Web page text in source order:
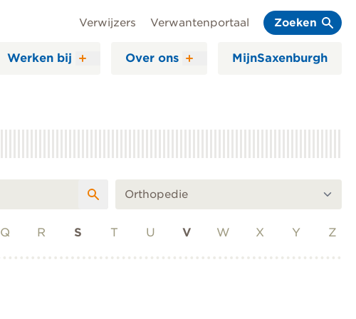
Werken bij Over ons MijnSaxenburgh
Verwijzers Verwantenportaal Zoeken
Q R S T U V W X Y Z